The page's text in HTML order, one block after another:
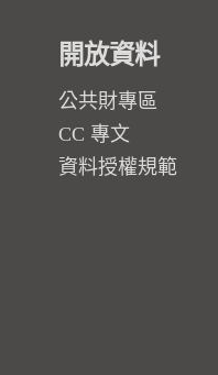
開放資料
公共財專區
CC 專文
資料授權規範